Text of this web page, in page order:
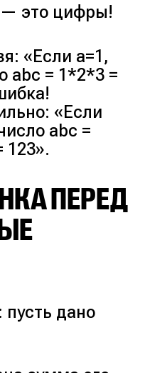
это цифры!
«Если a=1,
abc = 1*2*3 =
«Если
abc =
123».
ПЕРЕД
дано